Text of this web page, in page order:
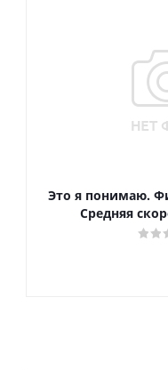
Это я понимаю.
Средняя